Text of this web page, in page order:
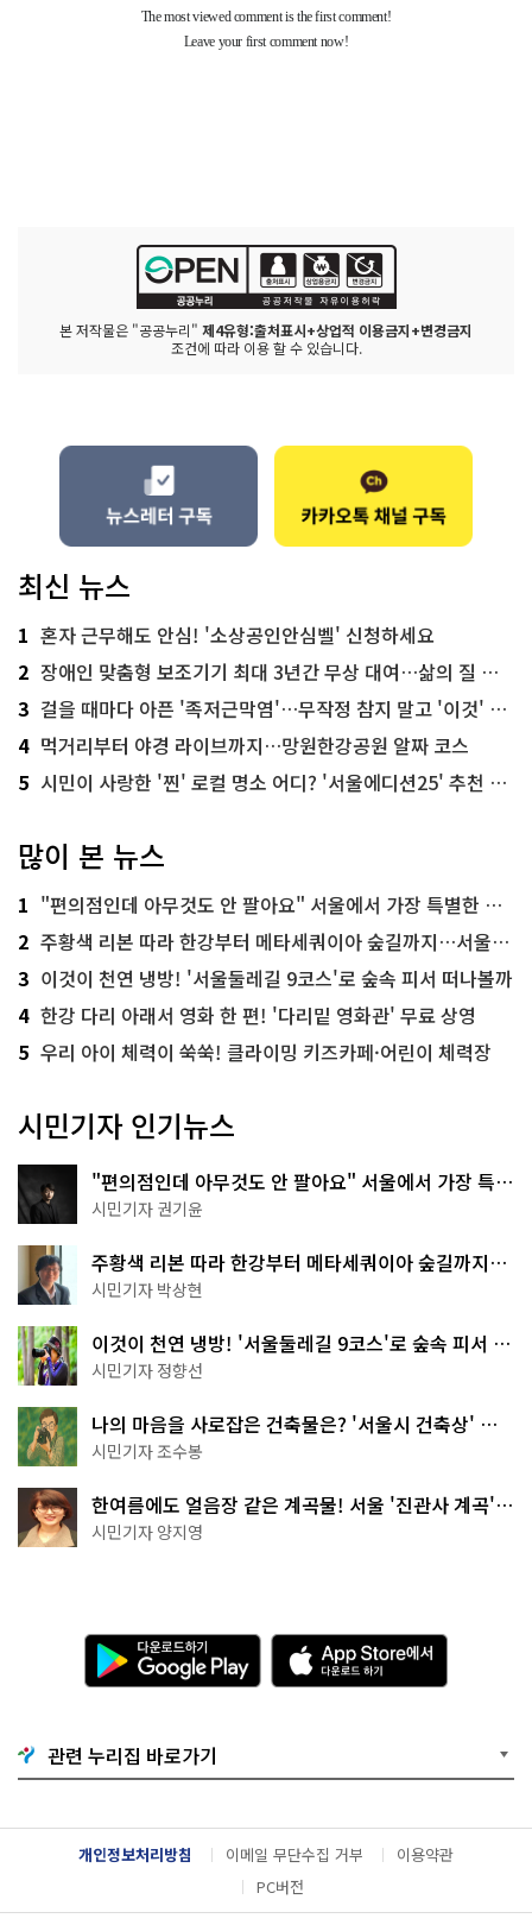
본 저작물은 "공공누리" 제4유형:출처표시+상업적 이용금지+변경금지
조건에 따라 이용 할 수 있습니다.
최신 뉴스
1 혼자 근무해도 안심! '소상공인안심벨' 신청하세요
2 장애인 맞춤형 보조기기 최대 3년간 무상 대여…삶의 질 높인다
3 걸을 때마다 아픈 '족저근막염'…무작정 참지 말고 '이것' 해보세요!
4 먹거리부터 야경 라이브까지…망원한강공원 알짜 코스
5 시민이 사랑한 '찐' 로컬 명소 어디? '서울에디션25' 추천 코스
많이 본 뉴스
1 "편의점인데 아무것도 안 팔아요" 서울에서 가장 특별한 편의점의 정체
2 주황색 리본 따라 한강부터 메타세쿼이아 숲길까지…서울둘레길 15코스
3 이것이 천연 냉방! '서울둘레길 9코스'로 숲속 피서 떠나볼까
4 한강 다리 아래서 영화 한 편! '다리밑 영화관' 무료 상영
5 우리 아이 체력이 쑥쑥! 클라이밍 키즈카페·어린이 체력장
시민기자 인기뉴스
"편의점인데 아무것도 안 팔아요" 서울에서 가장 특별
한 편의점의 정체
시민기자 권기윤
주황색 리본 따라 한강부터 메타세쿼이아 숲길까지…
서울둘레길 15코스
시민기자 박상현
이것이 천연 냉방! '서울둘레길 9코스'로 숲속 피서 떠
나볼까
시민기자 정향선
나의 마음을 사로잡은 건축물은? '서울시 건축상' 수
상작 공개!
시민기자 조수봉
한여름에도 얼음장 같은 계곡물! 서울 '진관사 계곡'이
천국이네~
시민기자 양지영
다
운
로
기
G
o
g
l
e
A
p
p
e
서
다
운
관련 누리집 바로가기
개인정보처리방침 이메일 무단수집 거부
이용약관
PC버전